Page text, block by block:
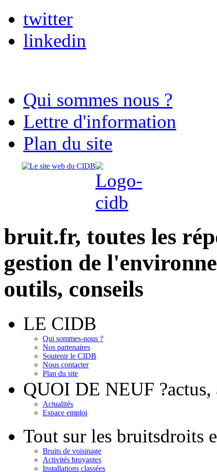
twitter
linkedin
Qui sommes nous ?
Lettre d'information
Plan du site
bruit.fr, toutes les
gestion de
outils, conseils
LE CIDB
Qui sommes-nous ?
Nos partenaires
Soutenir le CIDB
Nous contacter
Plan du site
QUOI DE NEUF ?
Actualités
Espace emploi
Tout sur les bruitsdroits
Bruits de voisinage
Activités bruyantes
Installations classées